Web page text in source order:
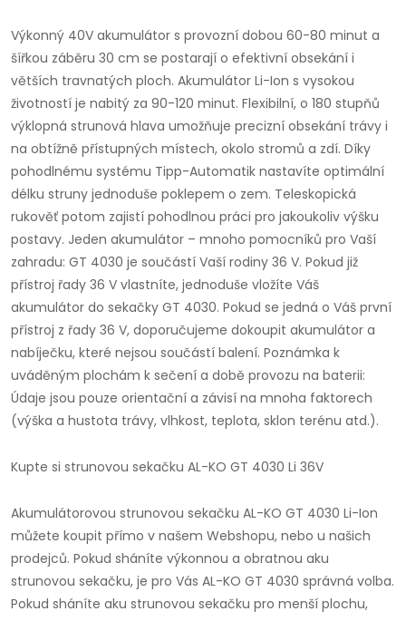
Výkonný 40V akumulátor s provozní dobou 60-80 minut a
šířkou záběru 30 cm se postarají o efektivní obsekání i
větších travnatých ploch. Akumulátor Li-Ion s vysokou
životností je nabitý za 90-120 minut. Flexibilní, o 180 stupňů
výklopná strunová hlava umožňuje precizní obsekání trávy i
na obtížně přístupných místech, okolo stromů a zdí. Díky
pohodlnému systému Tipp-Automatik nastavíte optimální
délku struny jednoduše poklepem o zem. Teleskopická
rukověť potom zajistí pohodlnou práci pro jakoukoliv výšku
postavy. Jeden akumulátor – mnoho pomocníků pro Vaší
zahradu: GT 4030 je součástí Vaší rodiny 36 V. Pokud již
přístroj řady 36 V vlastníte, jednoduše vložíte Váš
akumulátor do sekačky GT 4030. Pokud se jedná o Váš první
přístroj z řady 36 V, doporučujeme dokoupit akumulátor a
nabíječku, které nejsou součástí balení. Poznámka k
uváděným plochám k sečení a době provozu na baterii:
Údaje jsou pouze orientační a závisí na mnoha faktorech
(výška a hustota trávy, vlhkost, teplota, sklon terénu atd.).
Kupte si strunovou sekačku AL-KO GT 4030 Li 36V
Akumulátorovou strunovou sekačku AL-KO GT 4030 Li-Ion
můžete koupit přímo v našem Webshopu, nebo u našich
prodejců. Pokud sháníte výkonnou a obratnou aku
strunovou sekačku, je pro Vás AL-KO GT 4030 správná volba.
Pokud sháníte aku strunovou sekačku pro menší plochu,